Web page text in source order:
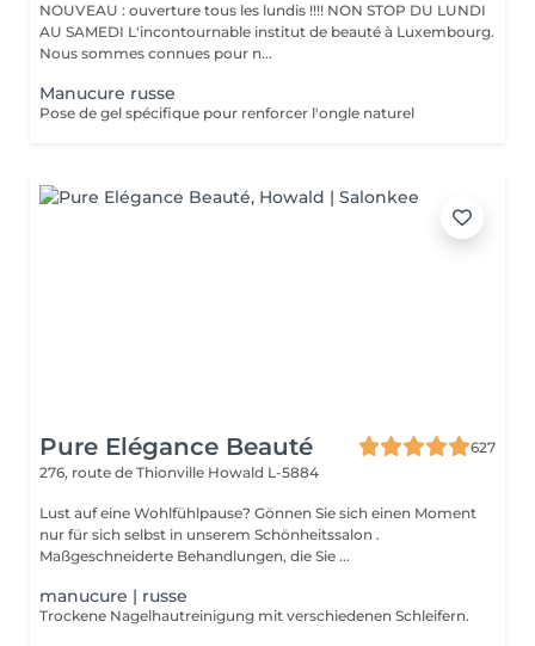
NOUVEAU : ouverture tous les lundis !!!! NON STOP DU LUNDI
AU SAMEDI L'incontournable institut de beauté à Luxembourg.
Nous sommes connues pour n...
Manucure russe
Pose de gel spécifique pour renforcer l'ongle naturel
Pure Elégance Beauté
627
276, route de Thionville Howald L-5884
Lust auf eine Wohlfühlpause? Gönnen Sie sich einen Moment
nur für sich selbst in unserem Schönheitssalon .
Maßgeschneiderte Behandlungen, die Sie ...
manucure | russe
Trockene Nagelhautreinigung mit verschiedenen Schleifern.